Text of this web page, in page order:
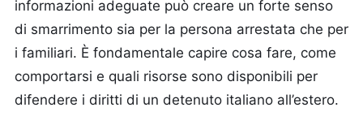
informazioni adeguate può creare un forte senso
di smarrimento sia per la persona arrestata che per
i familiari. È fondamentale capire cosa fare, come
comportarsi e quali risorse sono disponibili per
difendere i diritti di un detenuto italiano all’estero.